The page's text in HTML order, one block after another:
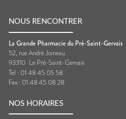
NOUS RENCONTRER
La Grande Pharmacie du Pré-Saint-Gervais
52, rue André Joineau
93310 Le Pré-Saint-Gervais
Tel : 01 48 45 05 58
Fax : 01 48 45 08 28
NOS HORAIRES